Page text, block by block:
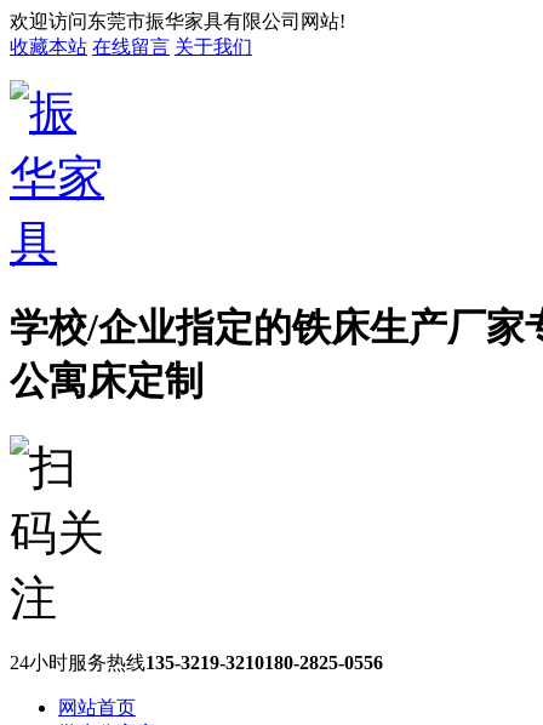
欢迎访问东莞市振华家具有限公司网站!
收藏本站 在线留言 关于我们
学校/企业指定的铁床生产厂家
公寓床定制
24小时服务热线135-3219-3210180-2825-0556
网站首页